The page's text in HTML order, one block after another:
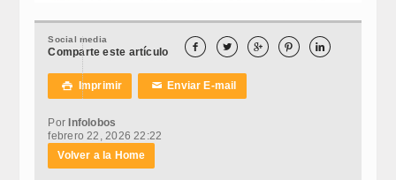
Social media
Comparte este artículo     
 Imprimir ✉Enviar E-mail
PorInfolobos
febrero 22, 2026 22:22
Volver a la Home